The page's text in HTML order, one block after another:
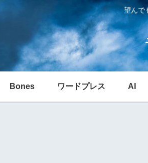
望んで
Bones ワードプレス AI